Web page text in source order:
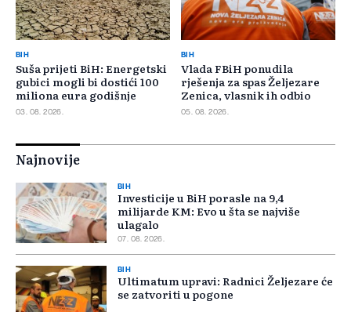
BIH
Suša prijeti BiH: Energetski
gubici mogli bi dostići 100
miliona eura godišnje
03. 08. 2026.
BIH
Vlada FBiH ponudila
rješenja za spas Željezare
Zenica, vlasnik ih odbio
05. 08. 2026.
Najnovije
BIH
Investicije u BiH porasle na 9,4
milijarde KM: Evo u šta se najviše
ulagalo
07. 08. 2026.
BIH
Ultimatum upravi: Radnici Željezare će
se zatvoriti u pogone